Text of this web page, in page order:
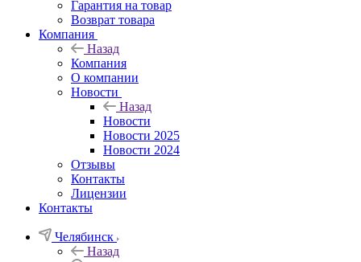
Гарантия на товар
Возврат товара
Компания
Назад
Компания
О компании
Новости
Назад
Новости
Новости 2025
Новости 2024
Отзывы
Контакты
Лицензии
Контакты
Челябинск
Назад